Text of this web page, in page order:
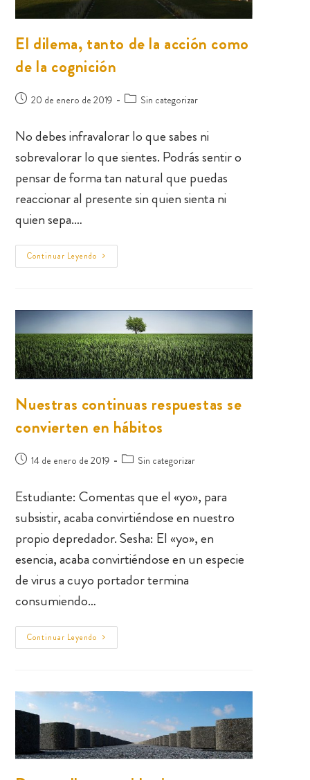
El dilema, tanto de la acción como
de la cognición
20 de enero de 2019 Sin categorizar
No debes infravalorar lo que sabes ni
sobrevalorar lo que sientes. Podrás sentir o
pensar de forma tan natural que puedas
reaccionar al presente sin quien sienta ni
quien sepa.…
Continuar Leyendo
Nuestras continuas respuestas se
convierten en hábitos
14 de enero de 2019 Sin categorizar
Estudiante: Comentas que el «yo», para
subsistir, acaba convirtiéndose en nuestro
propio depredador. Sesha: El «yo», en
esencia, acaba convirtiéndose en un especie
de virus a cuyo portador termina
consumiendo…
Continuar Leyendo